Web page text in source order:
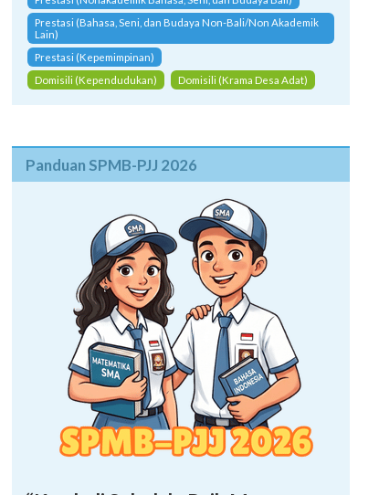
Prestasi (Nonakademik Bahasa, Seni, dan Budaya Bali)
Prestasi (Bahasa, Seni, dan Budaya Non-Bali/Non Akademik
Lain)
Prestasi (Kepemimpinan)
Domisili (Kependudukan)
Domisili (Krama Desa Adat)
Panduan SPMB-PJJ 2026